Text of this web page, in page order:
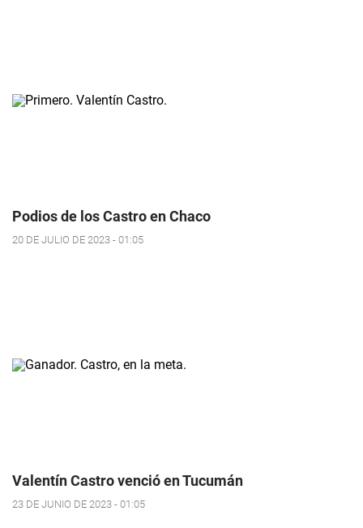
Podios de los Castro en Chaco
20 DE JULIO DE 2023 - 01:05
Valentín Castro venció en Tucumán
23 DE JUNIO DE 2023 - 01:05